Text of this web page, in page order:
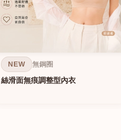
NEW 無鋼圈
絲滑面無痕調整型內衣